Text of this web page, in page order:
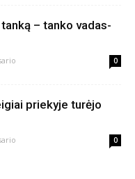
– tanko vadas-
0
priekyje turėjo
0